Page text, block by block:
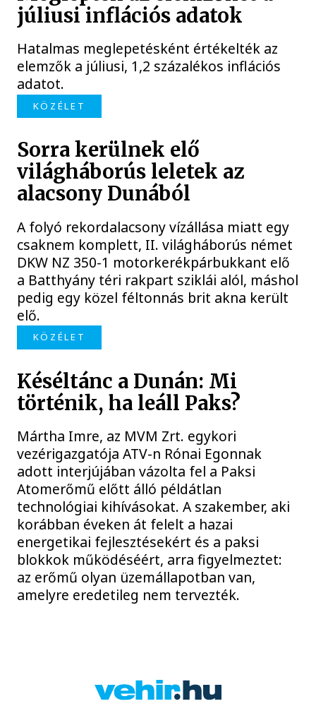
júliusi inflációs adatok
Hatalmas meglepetésként értékelték az
elemzők a júliusi, 1,2 százalékos inflációs
adatot.
KÖZÉLET
Sorra kerülnek elő
világháborús leletek az
alacsony Dunából
A folyó rekordalacsony vízállása miatt egy
csaknem komplett, II. világháborús német
DKW NZ 350-1 motorkerékpárbukkant elő
a Batthyány téri rakpart sziklái alól, máshol
pedig egy közel féltonnás brit akna került
elő.
KÖZÉLET
Késéltánc a Dunán: Mi
történik, ha leáll Paks?
Mártha Imre, az MVM Zrt. egykori
vezérigazgatója ATV-n Rónai Egonnak
adott interjújában vázolta fel a Paksi
Atomerőmű előtt álló példátlan
technológiai kihívásokat. A szakember, aki
korábban éveken át felelt a hazai
energetikai fejlesztésekért és a paksi
blokkok működéséért, arra figyelmeztet:
az erőmű olyan üzemállapotban van,
amelyre eredetileg nem tervezték.